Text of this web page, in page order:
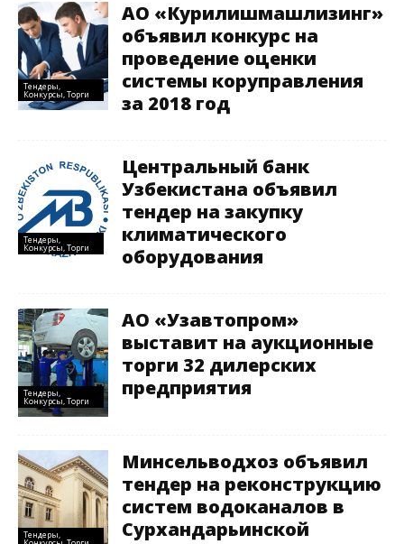
Тендеры,
Конкурсы, Торги
АО «Курилишмашлизинг»
объявил конкурс на
проведение оценки
системы коруправления
за 2018 год
Тендеры,
Конкурсы, Торги
Центральный банк
Узбекистана объявил
тендер на закупку
климатического
оборудования
Тендеры,
Конкурсы, Торги
АО «Узавтопром»
выставит на аукционные
торги 32 дилерских
предприятия
Тендеры,
Минсельводхоз объявил
тендер на реконструкцию
систем водоканалов в
Сурхандарьинской